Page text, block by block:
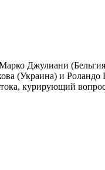
Джулиани
(Украина) и Роландо
курирующий